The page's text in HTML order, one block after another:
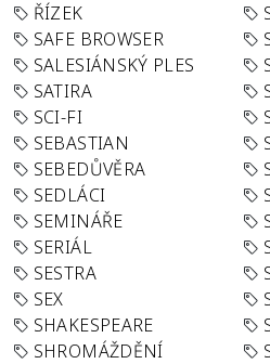
ŘÍZEK
SAFE BROWSER
SALESIÁNSKÝ PLES
SATIRA
SCI-FI
SEBASTIAN
SEBEDŮVĚRA
SEDLÁCI
SEMINÁŘE
SERIÁL
SESTRA
SEX
SHAKESPEARE
SHROMÁŽDĚNÍ